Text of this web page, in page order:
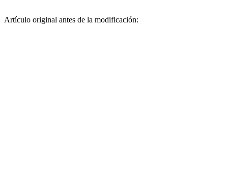
Artículo original antes de la modificación: